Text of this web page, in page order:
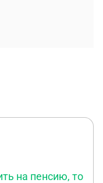
на пенсию, то